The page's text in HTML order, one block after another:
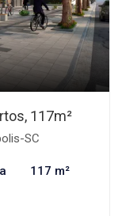
117m²
SC
117 m²